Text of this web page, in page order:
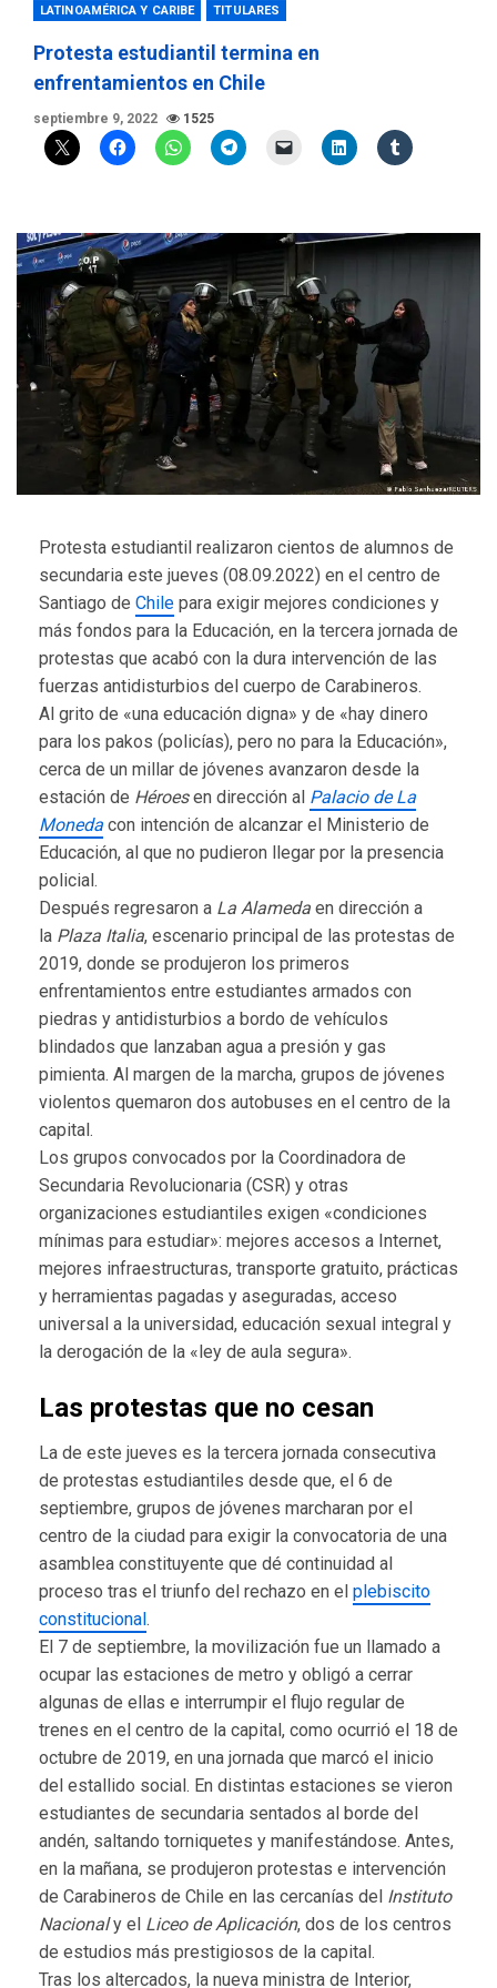
LATINOAMÉRICA Y CARIBE TITULARES
Protesta estudiantil termina en
enfrentamientos en Chile
septiembre 9, 2022 1525
Protesta estudiantil realizaron cientos de alumnos de
secundaria este jueves (08.09.2022) en el centro de
Santiago de Chile para exigir mejores condiciones y
más fondos para la Educación, en la tercera jornada de
protestas que acabó con la dura intervención de las
fuerzas antidisturbios del cuerpo de Carabineros.
Al grito de «una educación digna» y de «hay dinero
para los pakos (policías), pero no para la Educación»,
cerca de un millar de jóvenes avanzaron desde la
estación de Héroesen dirección al Palacio de La
Moneda con intención de alcanzar el Ministerio de
Educación, al que no pudieron llegar por la presencia
policial.
Después regresaron a La Alameda en dirección a
la Plaza Italia, escenario principal de las protestas de
2019, donde se produjeron los primeros
enfrentamientos entre estudiantes armados con
piedras y antidisturbios a bordo de vehículos
blindados que lanzaban agua a presión y gas
pimienta. Al margen de la marcha, grupos de jóvenes
violentos quemaron dos autobuses en el centro de la
capital.
Los grupos convocados por la Coordinadora de
Secundaria Revolucionaria (CSR) y otras
organizaciones estudiantiles exigen «condiciones
mínimas para estudiar»: mejores accesos a Internet,
mejores infraestructuras, transporte gratuito, prácticas
y herramientas pagadas y aseguradas, acceso
universal a la universidad, educación sexual integral y
la derogación de la «ley de aula segura».
Las protestas que no cesan
La de este jueves es la tercera jornada consecutiva
de protestas estudiantiles desde que, el 6 de
septiembre, grupos de jóvenes marcharan por el
centro de la ciudad para exigir la convocatoria de una
asamblea constituyente que dé continuidad al
proceso tras el triunfo del rechazo en el plebiscito
constitucional.
El 7 de septiembre, la movilización fue un llamado a
ocupar las estaciones de metro y obligó a cerrar
algunas de ellas e interrumpir el flujo regular de
trenes en el centro de la capital, como ocurrió el 18 de
octubre de 2019, en una jornada que marcó el inicio
del estallido social. En distintas estaciones se vieron
estudiantes de secundaria sentados al borde del
andén, saltando torniquetes y manifestándose. Antes,
en la mañana, se produjeron protestas e intervención
de Carabineros de Chile en las cercanías del Instituto
Nacionaly el Liceo de Aplicación, dos de los centros
de estudios más prestigiosos de la capital.
Tras los altercados, la nueva ministra de Interior,